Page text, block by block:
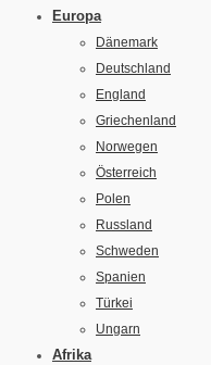
Europa
Dänemark
Deutschland
England
Griechenland
Norwegen
Österreich
Polen
Russland
Schweden
Spanien
Türkei
Ungarn
Afrika